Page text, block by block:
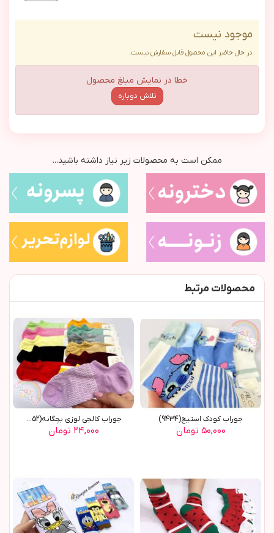
موجود نیست
در حال حاضر این محصول قابل سفارش نیست.
خطا در نمایش مبلغ محصول
تلاش دوباره
ممکن است به محصولات زیر نیاز داشته باشید...
محصولات مرتبط
جوراب کودک استيچ(9434)
۵۰,۰۰۰ تومان
جوراب کالجی لوزی بچگانه(8852)
۲۴,۰۰۰ تومان